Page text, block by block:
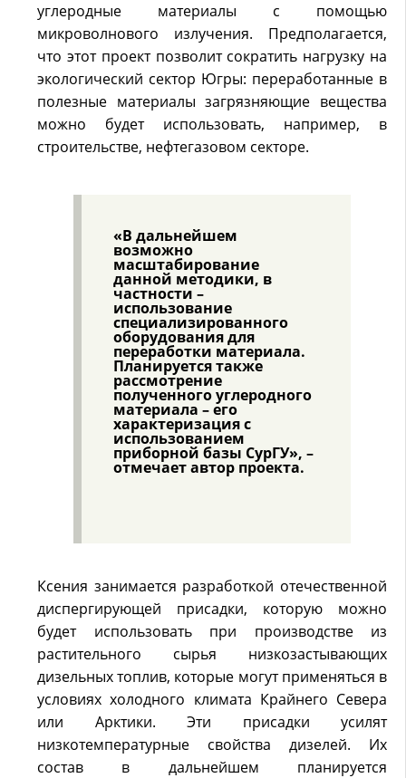
углеродные материалы с помощью
микроволнового излучения. Предполагается,
что этот проект позволит сократить нагрузку на
экологический сектор Югры: переработанные в
полезные материалы загрязняющие вещества
можно будет использовать, например, в
строительстве, нефтегазовом секторе.
«В дальнейшем
возможно
масштабирование
данной методики, в
частности –
использование
специализированного
оборудования для
переработки материала.
Планируется также
рассмотрение
полученного углеродного
материала – его
характеризация с
использованием
приборной базы СурГУ», –
отмечает автор проекта.
Ксения занимается разработкой отечественной
диспергирующей присадки, которую можно
будет использовать при производстве из
растительного сырья низкозастывающих
дизельных топлив, которые могут применяться в
условиях холодного климата Крайнего Севера
или Арктики. Эти присадки усилят
низкотемпературные свойства дизелей. Их
состав в дальнейшем планируется